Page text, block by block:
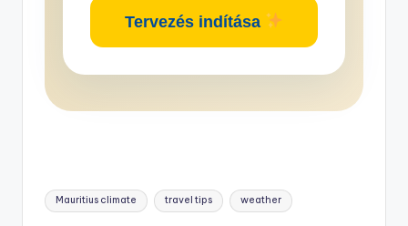
Tervezés indítása
Tags:
Mauritius climate travel tips weather